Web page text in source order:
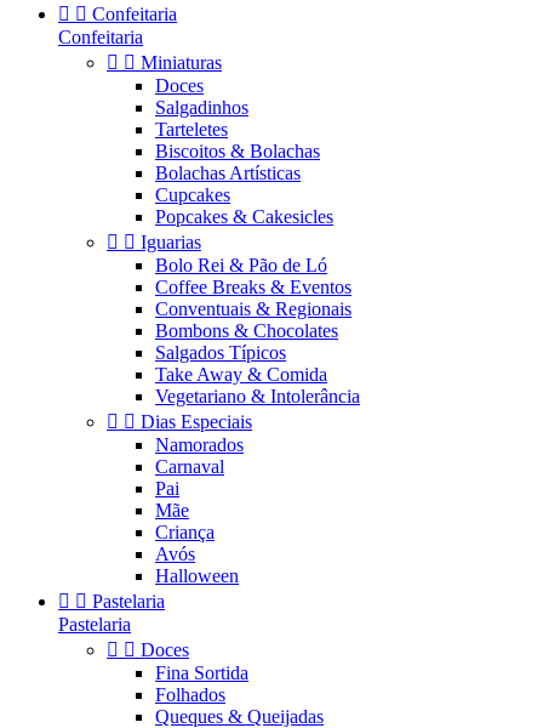
  Confeitaria
Confeitaria
  Miniaturas
Doces
Salgadinhos
Tarteletes
Biscoitos & Bolachas
Bolachas Artísticas
Cupcakes
Popcakes & Cakesicles
  Iguarias
Bolo Rei & Pão de Ló
Coffee Breaks & Eventos
Conventuais & Regionais
Bombons & Chocolates
Salgados Típicos
Take Away & Comida
Vegetariano & Intolerância
  Dias Especiais
Namorados
Carnaval
Pai
Mãe
Criança
Avós
Halloween
  Pastelaria
Pastelaria
  Doces
Fina Sortida
Folhados
Queques & Queijadas